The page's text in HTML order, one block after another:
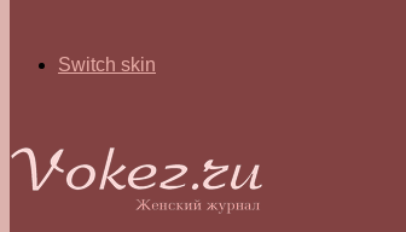
Switch skin